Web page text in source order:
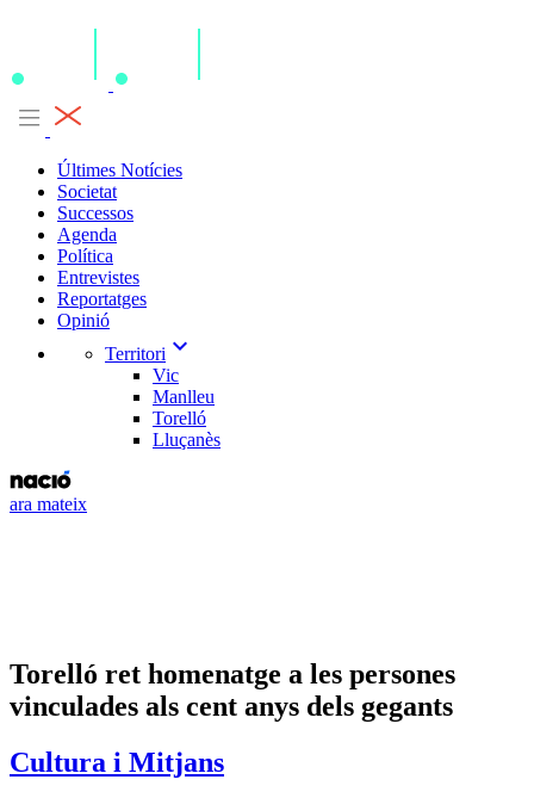
Últimes Notícies
Societat
Successos
Agenda
Política
Entrevistes
Reportatges
Opinió
Territori expand_more
Vic
Manlleu
Torelló
Lluçanès
ara mateix
Torelló ret homenatge a les persones
vinculades als cent anys dels gegants
Cultura i Mitjans